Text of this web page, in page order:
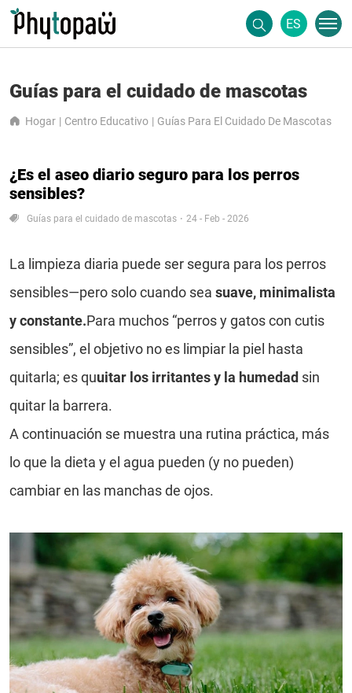
ES
Guías para el cuidado de mascotas
Hogar Centro Educativo Guías Para El Cuidado De Mascotas
¿Es el aseo diario seguro para los perros
sensibles?
Guías para el cuidado de mascotas 24 - Feb - 2026
La limpieza diaria puede ser segura para los perros
sensibles—pero solo cuando sea suave, minimalista
y constante.Para muchos “perros y gatos con cutis
sensibles”, el objetivo no es limpiar la piel hasta
quitarla; es quuitar los irritantes y la humedad sin
quitar la barrera.
A continuación se muestra una rutina práctica, más
lo que la dieta y el agua pueden (y no pueden)
cambiar en las manchas de ojos.